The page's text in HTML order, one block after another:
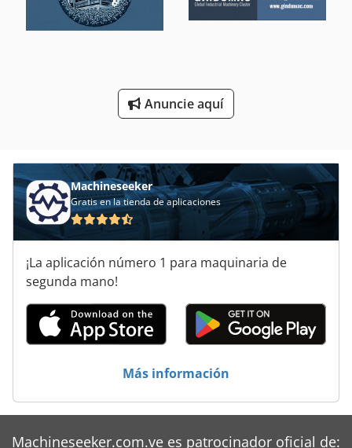
Taladro Del Taladro
Taladro Especial
Tirada Del Taladro
Anuncie aquí
Machineseeker
Gratis en la tienda de aplicaciones
¡La aplicación número 1 para maquinaria de
segunda mano!
Más información
Machineseeker.com.ve es patrocinador oficial de: